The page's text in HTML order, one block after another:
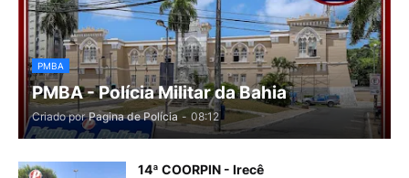
PMBA
PMBA - Polícia Militar da Bahia
Criado por Pagina de Polícia - 08:12
14ª COORPIN - Irecê